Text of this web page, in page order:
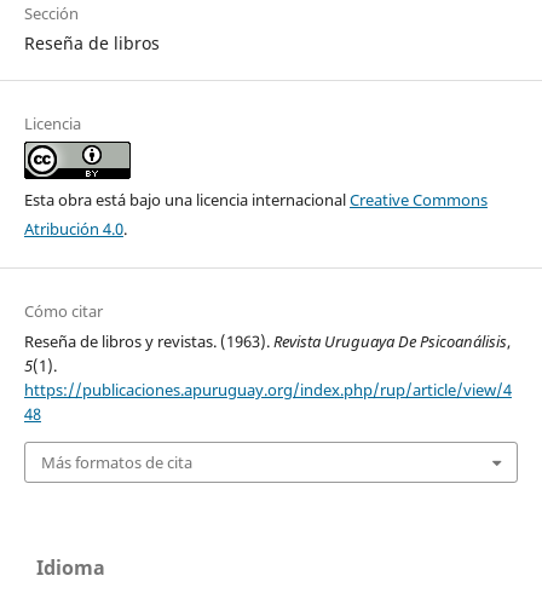
Sección
Reseña de libros
Licencia
Esta obra está bajo una licencia internacionalCreative Commons
Atribución 4.0.
Cómo citar
Reseña de libros y revistas. (1963).Revista Uruguaya De Psicoanálisis,
5(1).
https://publicaciones.apuruguay.org/index.php/rup/article/view/4
48
Más formatos de cita
Idioma